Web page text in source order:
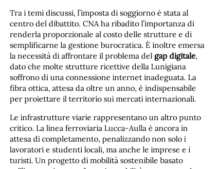
Tra i temi discussi, l’imposta di soggiorno è stata al
centro del dibattito. CNA ha ribadito l’importanza di
renderla proporzionale al costo delle strutture e di
semplificarne la gestione burocratica. È inoltre emersa
la necessità di affrontare il problema del gap digitale,
dato che molte strutture ricettive della Lunigiana
soffrono di una connessione internet inadeguata. La
fibra ottica, attesa da oltre un anno, è indispensabile
per proiettare il territorio sui mercati internazionali.
Le infrastrutture viarie rappresentano un altro punto
critico. La linea ferroviaria Lucca-Aulla è ancora in
attesa di completamento, penalizzando non solo i
lavoratori e studenti locali, ma anche le imprese e i
turisti. Un progetto di mobilità sostenibile basato